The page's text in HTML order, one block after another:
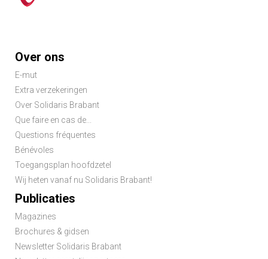
Footer
menu
Over ons
E-mut
Extra verzekeringen
Over Solidaris Brabant
Que faire en cas de...
Questions fréquentes
Bénévoles
Toegangsplan hoofdzetel
Wij heten vanaf nu Solidaris Brabant!
Publicaties
Magazines
Brochures & gidsen
Newsletter Solidaris Brabant